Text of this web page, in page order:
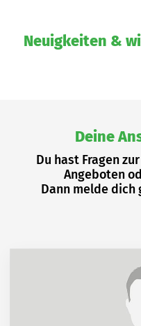
Neuigkeiten &
Deine
Du hast Fragen
Angeboten
Dann melde dich